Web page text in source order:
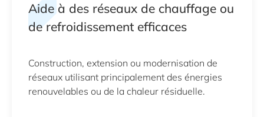
Aide à des réseaux de chauffage ou
de refroidissement efficaces
Construction, extension ou modernisation de
réseaux utilisant principalement des énergies
renouvelables ou de la chaleur résiduelle.